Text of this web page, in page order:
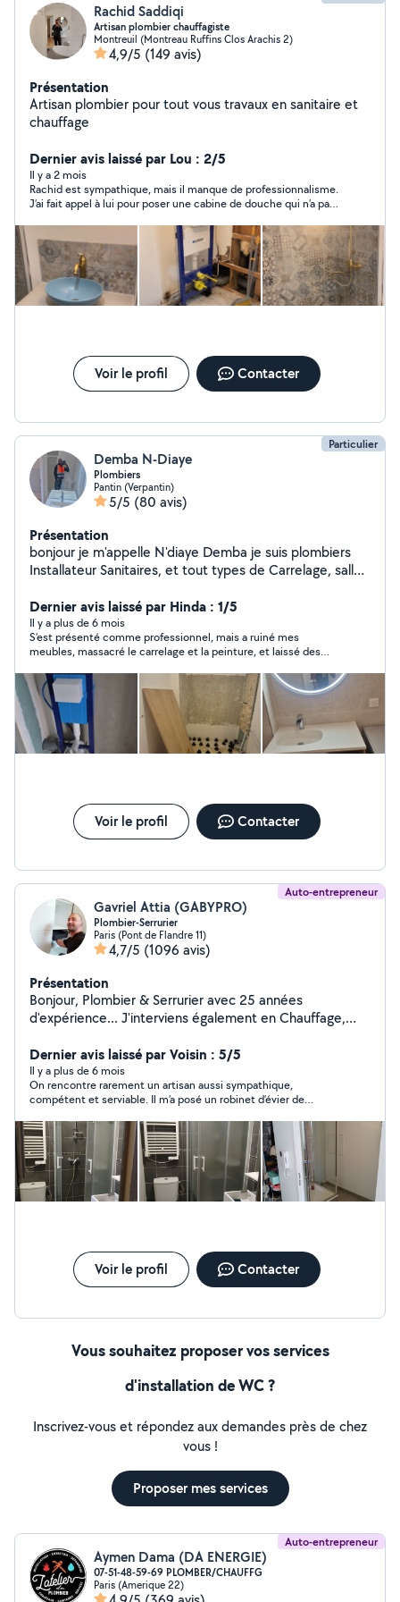
Rachid Saddiqi
Artisan plombier chauffagiste
Montreuil (Montreau Ruffins Clos Arachis 2)
4,9/5 (149 avis)
Présentation
Artisan plombier pour tout vous travaux en sanitaire et
chauffage
Dernier avis laissé par Lou : 2/5
Il y a 2 mois
Rachid est sympathique, mais il manque de professionnalisme.
J’ai fait appel à lui pour poser une cabine de douche qui n’a pas
persistante. Comme il ne répondait ni à mes appels ni à mes
messages, j’ai été obligé de faire appel à un autre artisan et
repayer une intervention pour refaire tous les joints
d’étanchéité.
Voir le profil Contacter
Particulier
Demba N-Diaye
Plombiers
Pantin (Verpantin)
5/5 (80 avis)
Présentation
bonjour je m'appelle N'diaye Demba je suis plombiers
Installateur Sanitaires, et tout types de Carrelage, salles
sortes d'activités et a votre services pour résoudre vos
problèmes .
Dernier avis laissé par Hinda : 1/5
Il y a plus de 6 mois
S’est présenté comme professionnel, mais a ruiné mes
meubles, massacré le carrelage et la peinture, et laissé des
et a voulu changer ses prix à la dernière minute. Je suis
étonnée de voir autant de bons avis, car pour moi il est
impossible que ce soit un professionnel vu les dégâts qu’il a
faits. Si vous tenez à vos marchandises et à votre tranquillité,
fuyez. Les photos que vous voyez sont son travail réalisé.
Désolée de ne pas pouvoir en mettre plus, on n’a le droit qu’à
Voir le profil Contacter
Auto-entrepreneur
Gavriel Attia (GABYPRO)
Plombier-Serrurier
Paris (Pont de Flandre 11)
4,7/5 (1096 avis)
Présentation
Bonjour, Plombier & Serrurier avec 25 années
d'expérience... J'interviens également en Chauffage,
rapide... Je me ferai un plaisir de vous rendre service
mes chers voisins.... Si vous me contactez directement,
merci de me laisser vos coordonnées téléphoniques...
Au plaisir de vous lire... Gaby
Dernier avis laissé par Voisin : 5/5
Il y a plus de 6 mois
On rencontre rarement un artisan aussi sympathique,
compétent et serviable. Il m’a posé un robinet d’évier de
rechercher ce modèle qui me convenait exactement alors qu’il
en avait apporté un avec lui. Il s’est chargé de débarrasser le
placard, à tout nettoyé, bref, travail parfait et dans la bonne
humeur ! Aucune hésitation à avoir pour le contacter, en outre
il répond très vite, intervient très rapidement (et n’est pas
avare de son temps !). Merci à lui !
Voir le profil Contacter
Vous souhaitez proposer vos services
d'installation de WC ?
Inscrivez-vous et répondez aux demandes près de chez
vous !
Proposer mes services
Auto-entrepreneur
Aymen Dama (DA ENERGIE)
07-51-48-59-69 PLOMBER/CHAUFFG
Paris (Amerique 22)